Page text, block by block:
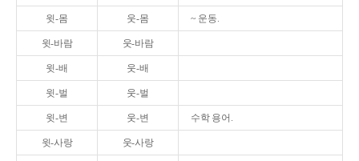
윗-몸 웃-몸 ~ 운동.
윗-바람 웃-바람
윗-배 웃-배
윗-벌 웃-벌
윗-변 웃-변 수학 용어.
윗-사랑 웃-사랑